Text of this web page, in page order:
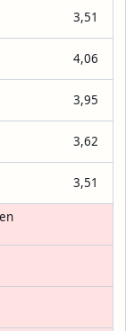
3,51
4,06
3,95
3,62
3,51